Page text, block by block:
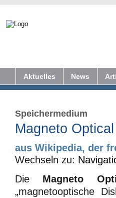
Aktuelles News
Speichermedium
Magneto
aus Wikipedia, der
Wechseln zu:
Die Magneto
„magnetooptische